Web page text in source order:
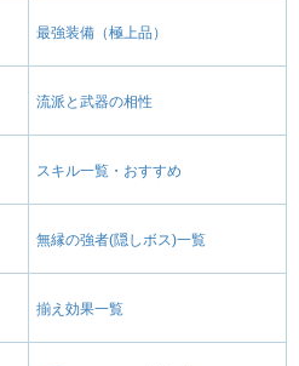
最強装備（極上品）
流派と武器の相性
スキル一覧・おすすめ
無縁の強者(隠しボス)一覧
揃え効果一覧